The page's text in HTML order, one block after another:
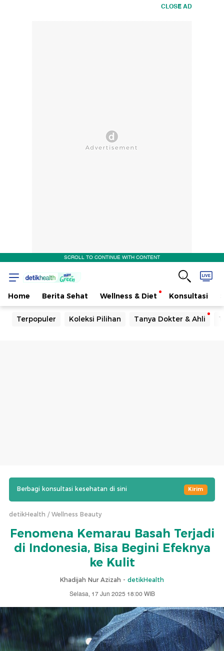
CLOSE AD
SCROLL TO CONTINUE WITH CONTENT
Home Berita Sehat Wellness & Diet Konsultasi
Terpopuler Koleksi Pilihan Tanya Dokter & Ahli
Berbagi konsultasi kesehatan di sini Kirim
detikHealth Wellness Beauty
Fenomena Kemarau Basah Terjadi
di Indonesia, Bisa Begini Efeknya
ke Kulit
Khadijah Nur Azizah - detikHealth
Selasa, 17 Jun 2025 18:00 WIB